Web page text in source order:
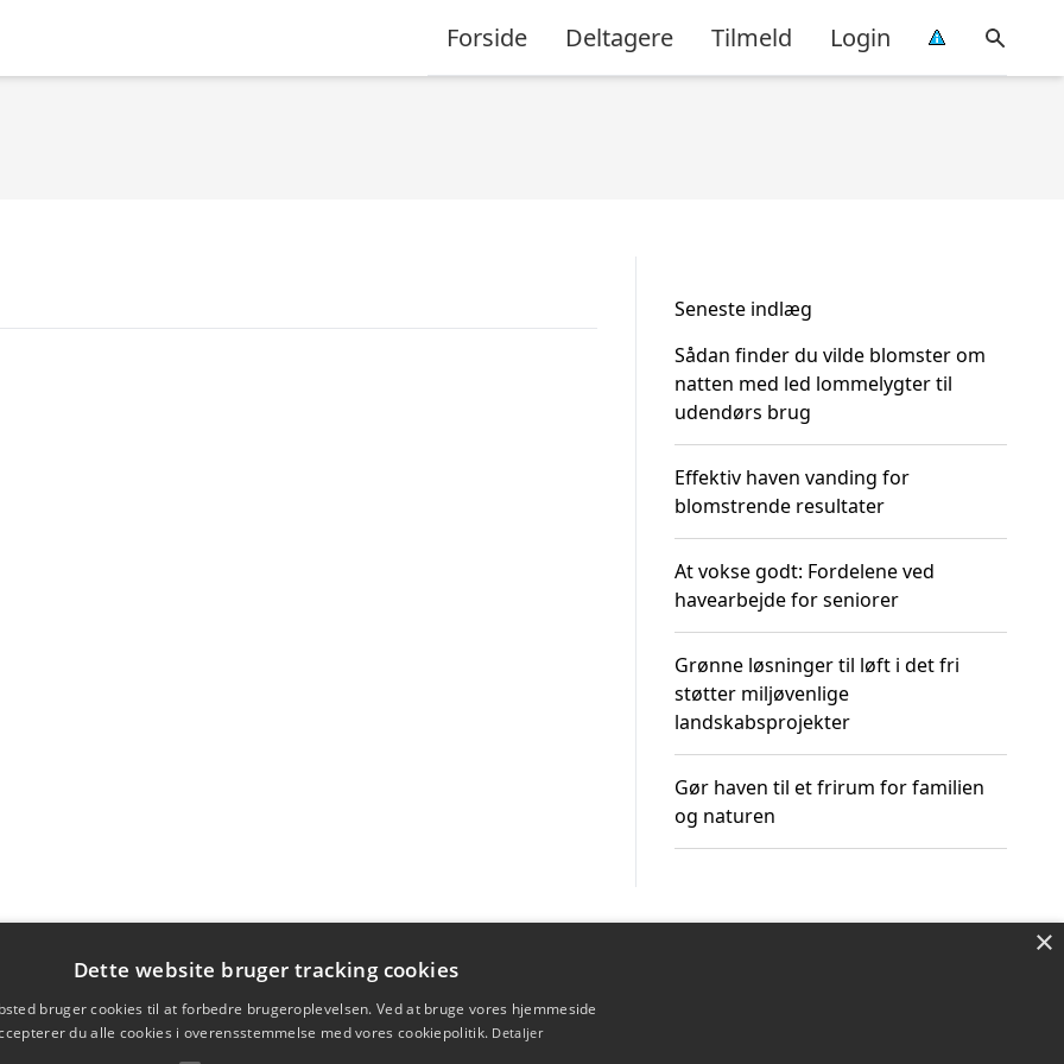
Forside Deltagere Tilmeld Login
Seneste indlæg
Sådan finder du vilde blomster om
natten med led lommelygter til
udendørs brug
Effektiv haven vanding for
blomstrende resultater
At vokse godt: Fordelene ved
havearbejde for seniorer
Grønne løsninger til løft i det fri
støtter miljøvenlige
landskabsprojekter
Gør haven til et frirum for familien
og naturen
×
Dette website bruger tracking cookies
bruger cookies til at forbedre brugeroplevelsen. Ved at bruge vores hjemmeside
du alle cookies i overensstemmelse med vores cookiepolitik. Detaljer